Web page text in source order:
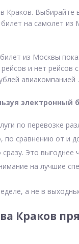
Краков. Выбирайте
на самолет
из Москвы
и нет рейсов
авиакомпанией .
электронный
по перевозке
сравнению от и
Это
на лучшие
а не в
Краков